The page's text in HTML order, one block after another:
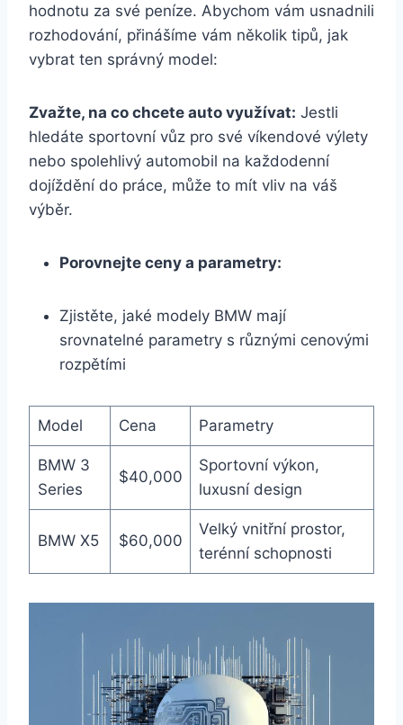
hodnotu za své peníze. Abychom vám usnadnili
rozhodování, přinášíme vám několik tipů, jak
vybrat ten správný model:
Zvažte, na co chcete auto využívat: Jestli
hledáte sportovní vůz pro své víkendové výlety
nebo spolehlivý automobil na každodenní
dojíždění do práce, může to mít vliv na váš
výběr.
Porovnejte ceny a parametry:
Zjistěte, jaké modely BMW mají
srovnatelné parametry s různými cenovými
rozpětími
Model Cena Parametry
BMW 3
Series
$40,000
Sportovní výkon,
luxusní design
BMW X5 $60,000
Velký vnitřní prostor,
terénní schopnosti